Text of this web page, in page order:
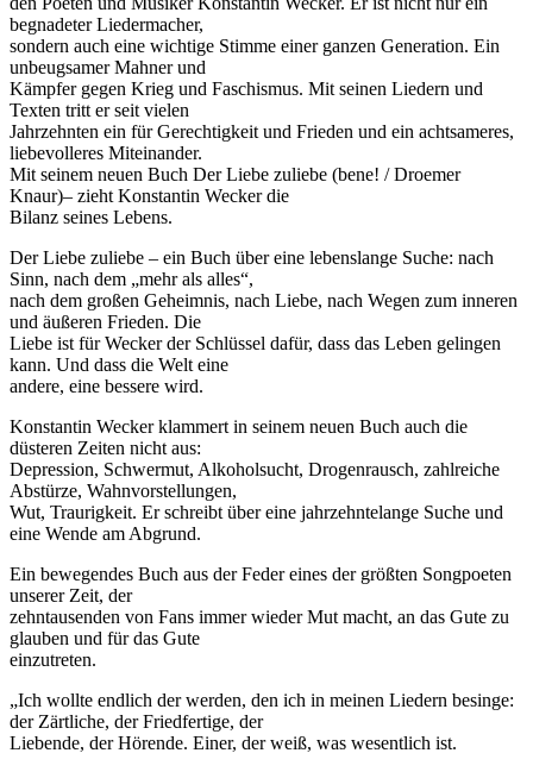
begnadeter Liedermacher,
sondern auch eine wichtige Stimme einer ganzen Generation. Ein
unbeugsamer Mahner und
Kämpfer gegen Krieg und Faschismus. Mit seinen Liedern und
Texten tritt er seit vielen
Jahrzehnten ein für Gerechtigkeit und Frieden und ein achtsameres,
liebevolleres Miteinander.
Mit seinem neuen Buch Der Liebe zuliebe (bene! / Droemer
Knaur)– zieht Konstantin Wecker die
Bilanz seines Lebens.
Der Liebe zuliebe – ein Buch über eine lebenslange Suche: nach
Sinn, nach dem „mehr als alles“,
nach dem großen Geheimnis, nach Liebe, nach Wegen zum inneren
und äußeren Frieden. Die
Liebe ist für Wecker der Schlüssel dafür, dass das Leben gelingen
kann. Und dass die Welt eine
andere, eine bessere wird.
Konstantin Wecker klammert in seinem neuen Buch auch die
düsteren Zeiten nicht aus:
Depression, Schwermut, Alkoholsucht, Drogenrausch, zahlreiche
Abstürze, Wahnvorstellungen,
Wut, Traurigkeit. Er schreibt über eine jahrzehntelange Suche und
eine Wende am Abgrund.
Ein bewegendes Buch aus der Feder eines der größten Songpoeten
unserer Zeit, der
zehntausenden von Fans immer wieder Mut macht, an das Gute zu
glauben und für das Gute
einzutreten.
„Ich wollte endlich der werden, den ich in meinen Liedern besinge:
der Zärtliche, der Friedfertige, der
Liebende, der Hörende. Einer, der weiß, was wesentlich ist.